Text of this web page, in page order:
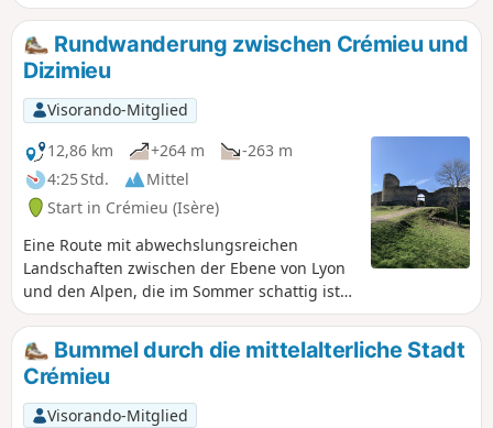
den Spuren Karls IX., der von Lyon nach Valence führt. Der
Rundweg führt am Schloss von Poizieu vorbei, dessen mit
Pechnasen versehener Turm die Landschaft dominiert.
Rundwanderung zwischen Crémieu und
Dizimieu
Visorando-Mitglied
12,86 km
+264 m
-263 m
4:25 Std.
Mittel
Start in Crémieu (Isère)
Eine Route mit abwechslungsreichen
Landschaften zwischen der Ebene von Lyon
und den Alpen, die im Sommer schattig ist
und einen Blick auf die Alpen bietet.
Bummel durch die mittelalterliche Stadt
Crémieu
Visorando-Mitglied